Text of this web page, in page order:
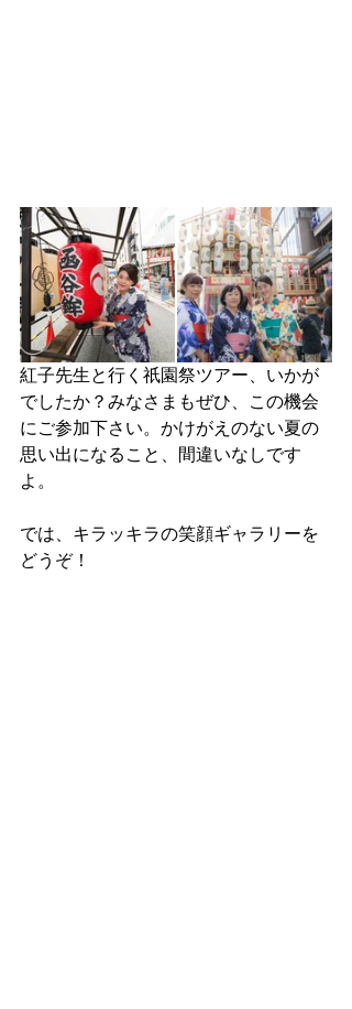
紅子先生と行く祇園祭ツアー、いかが
でしたか？みなさまもぜひ、この機会
にご参加下さい。かけがえのない夏の
思い出になること、間違いなしです
よ。
では、キラッキラの笑顔ギャラリーを
どうぞ！